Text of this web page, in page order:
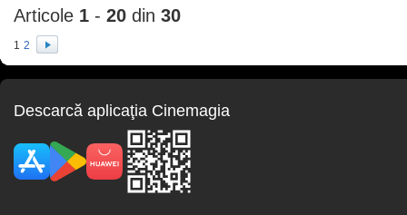
Articole 1 - 20 din 30
1 2
Descarcă aplicaţia Cinemagia